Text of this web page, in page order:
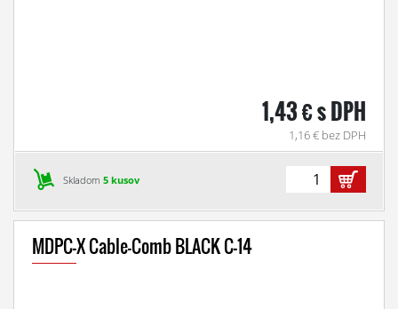
1,43 € s DPH
1,16 € bez DPH
Skladom 5 kusov
MDPC-X Cable-Comb BLACK C-14